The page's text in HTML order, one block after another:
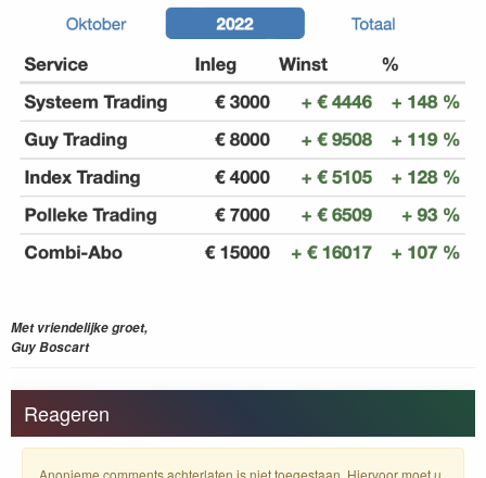
Met vriendelijke groet,
Guy Boscart
Reageren
Anonieme comments achterlaten is niet toegestaan. Hiervoor moet u